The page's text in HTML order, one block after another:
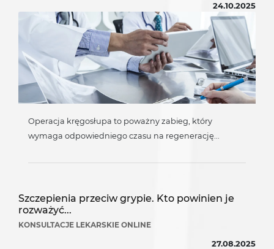
24.10.2025
Operacja kręgosłupa to poważny zabieg, który
wymaga odpowiedniego czasu na regenerację...
Szczepienia przeciw grypie. Kto powinien je
rozważyć...
KONSULTACJE LEKARSKIE ONLINE
27.08.2025